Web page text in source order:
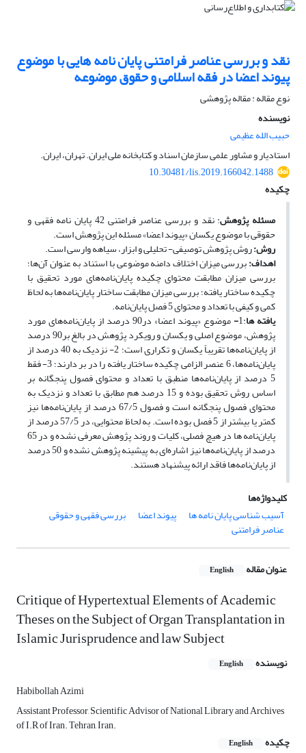
نقد و بررسی عناصر فرامتنی پایان نامه هایی با موضوع
پیوند اعضا در فقه اسلامی و حقوق موضوعه
نوع مقاله : مقاله پژوهشی
نویسنده
حبیب الله عظیمی
استادیار و مشاور علمی سازمان اسناد و کتابخانه ملی ایران. تهران، ایران.
10.30481/lis.2019.166042.1488
چکیده
مسئله پژوهش
: نقد و بررسی عناصر فرامتنی 42 پایان نامه فقهی و
حقوقی با موضوع یکسان «پیوند اعضا» مسئله این پژوهش است.
روش:روش پژوهش توصیفی- تحلیلی و ابزار، سیاهه وارسی است.
اهداف:بررسی میزان اختلاف دامنه موضوعی با استناد به عنوان آن‌ها؛
بررسی میزان مطابقت محتوای چکیده پایان‌نامه‌های مورد تحقیق با
چکیده ساختار یافته؛ بررسی میزان مطابقت ساختار پایان‌نامه‌ها به لحاظ
کمی و کیفی با تعداد و محتوای 5 فصل پایان‌نامه.
یافته ها:1
- موضوع «پیوند اعضا» در90 درصد از پایان‌نامه‌های مورد
پژوهش، موضوع اصلی و یکسان و رویکرد پژوهش در بالغ بر90 درصد
از پایان‌نامه‌ها تقریباً یکسان و تکراری است؛ 2- نزدیک به 40 درصد از
پایان‌نامه‌ها، 6 عنصر الزامی چکیده ساختار یافته را در بر دارند؛ 3- فقط
5 درصد از پایان‌نامه‌ها منطبق با تعداد و محتوای فصول پنجگانه بر
اساس روش تحقیق بوده و 15 درصد هم مطابق با تعداد و نزدیک به
محتوای فصول پنجگانه است و فصول 67/5 درصد از پایان‌نامه‌ها نیز
کمتر یا بیشتر از 5 فصل بوده است. به لحاظ محتوایی، در 57/5 درصد از
پایان‌نامه ها در هیچ فصلی، کلیات و روند پژوهش معرفی نشده و در 65
درصد از پایان‌نامه‌ها نیز اشاره‌ای به پیشینه پژوهش نشده و 50 درصد
از پایان‌نامه‌ها فاقد ارائه پیشنهاد هستند.
کلیدواژه‌ها
آسیب شناسی پایان نامه ها
پیوند اعضا بررسی فقهی و حقوقی
عناصر فرامتنی
عنوان مقاله English
Critique of Hypertextual Elements of Academic
Theses on the Subject of Organ Transplantation in
Islamic Jurisprudence and law Subject
نویسنده English
Habibollah Azimi
Assistant Professor, Scientific Advisor of National Library and Archives
of I.R of Iran. Tehran, Iran.
چکیده
English